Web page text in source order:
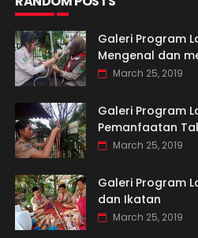
Galeri Program
Mengenal dan
March 25, 2019
Galeri Program
Pemanfaatan
March 25, 2019
Galeri Program
dan Ikatan
March 25, 2019